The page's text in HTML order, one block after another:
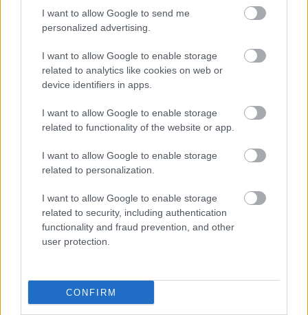
I want to allow Google to send me
personalized advertising.
I want to allow Google to enable storage
related to analytics like cookies on web or
device identifiers in apps.
I want to allow Google to enable storage
related to functionality of the website or app.
I want to allow Google to enable storage
related to personalization.
I want to allow Google to enable storage
related to security, including authentication
functionality and fraud prevention, and other
user protection.
CONFIRM
41 fok fölé forrósodott az ország, Szolnokon pedig
egy másik rekord is megdőlt
Nem mindennapi adatokat rögzítettek a meteorológiai
állomások csütörtökön: több településen is olyan értékek
születtek, amelyek átírták...